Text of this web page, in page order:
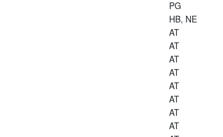
PG
HB, NE
AT
AT
AT
AT
AT
AT
AT
AT